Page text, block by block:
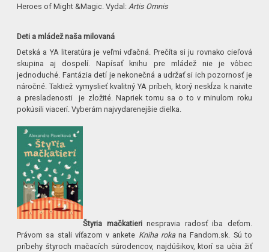
Heroes of Might &Magic. Vydal: Artis Omnis
Deti a mládež naša milovaná
Detská a YA literatúra je veľmi vďačná. Prečíta si ju rovnako cieľová
skupina aj dospelí. Napísať knihu pre mládež nie je vôbec
jednoduché. Fantázia detí je nekonečná a udržať si ich pozornosť je
náročné. Taktiež vymyslieť kvalitný YA príbeh, ktorý neskĺza k naivite
a presladenosti je zložité. Napriek tomu sa o to v minulom roku
pokúsili viacerí. Vyberám najvydarenejšie dielka.
Štyria mačkatierinespravia radosť iba deťom.
Právom sa stali víťazom v ankete Kniha rokana Fandom.sk. Sú to
príbehy štyroch mačacích súrodencov, najdúšikov, ktorí sa učia žiť